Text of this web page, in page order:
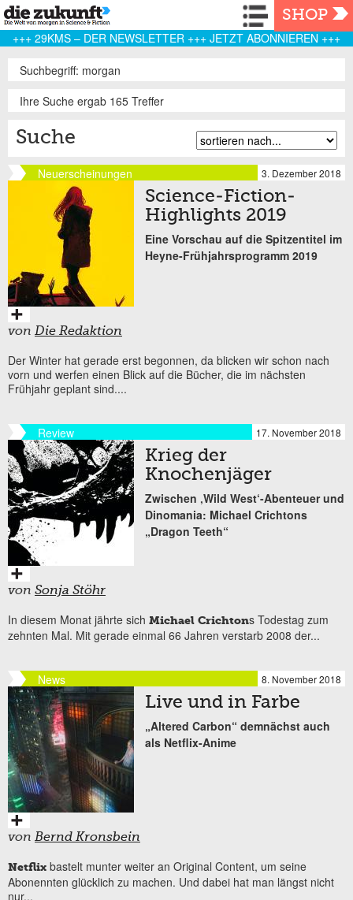
Navigation
SHOP
+++ 29KMS – DER NEWSLETTER +++ JETZT ABONNIEREN +++
Suchbegriff: morgan
Ihre Suche ergab 165 Treffer
Suche
Neuerscheinungen 3. Dezember 2018
Science-Fiction-
Highlights 2019
Eine Vorschau auf die Spitzentitel im
Heyne-Frühjahrsprogramm 2019
von Die Redaktion
Der Winter hat gerade erst begonnen, da blicken wir schon nach
vorn und werfen einen Blick auf die Bücher, die im nächsten
Frühjahr geplant sind....
Review 17. November 2018
Krieg der
Knochenjäger
Zwischen ‚Wild West‘-Abenteuer und
Dinomania: Michael Crichtons
„Dragon Teeth“
von Sonja Stöhr
In diesem Monat jährte sich Michael Crichtons Todestag zum
zehnten Mal. Mit gerade einmal 66 Jahren verstarb 2008 der...
News 8. November 2018
Live und in Farbe
„Altered Carbon“ demnächst auch
als Netflix-Anime
von Bernd Kronsbein
Netflix bastelt munter weiter an Original Content, um seine
Abonennten glücklich zu machen. Und dabei hat man längst nicht
nur...